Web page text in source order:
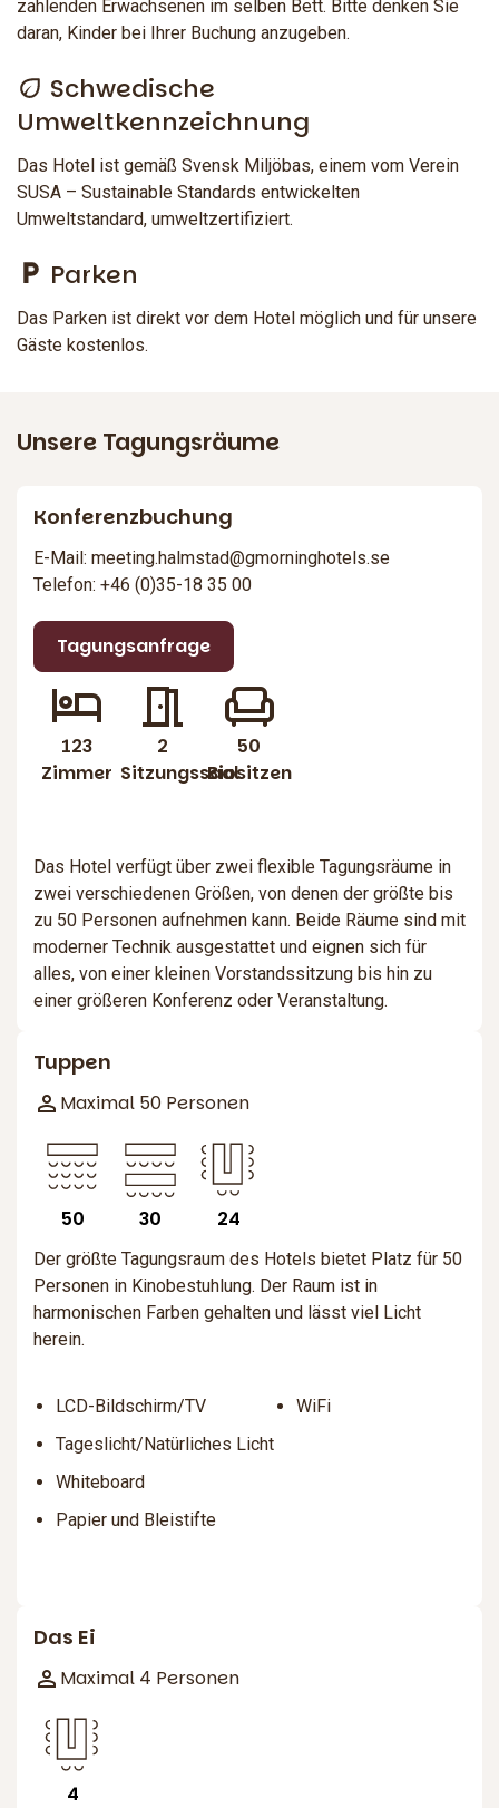
zahlenden Erwachsenen im selben Bett. Bitte denken Sie
daran, Kinder bei Ihrer Buchung anzugeben.
Schwedische
Umweltkennzeichnung
Das Hotel ist gemäß Svensk Miljöbas, einem vom Verein
SUSA – Sustainable Standards entwickelten
Umweltstandard, umweltzertifiziert.
Parken
Das Parken ist direkt vor dem Hotel möglich und für unsere
Gäste kostenlos.
Unsere Tagungsräume
Konferenzbuchung
E-Mail: meeting.halmstad@gmorninghotels.se
Telefon: +46 (0)35-18 35 00
Tagungsanfrage
123
Zimmer
2
Sitzungssaal
50
Biositzen
Das Hotel verfügt über zwei flexible Tagungsräume in
zwei verschiedenen Größen, von denen der größte bis
zu 50 Personen aufnehmen kann. Beide Räume sind mit
moderner Technik ausgestattet und eignen sich für
alles, von einer kleinen Vorstandssitzung bis hin zu
einer größeren Konferenz oder Veranstaltung.
Tuppen
Maximal 50 Personen
50 30 24
Der größte Tagungsraum des Hotels bietet Platz für 50
Personen in Kinobestuhlung. Der Raum ist in
harmonischen Farben gehalten und lässt viel Licht
herein.
LCD-Bildschirm/TV
Tageslicht/Natürliches Licht
Whiteboard
Papier und Bleistifte
WiFi
Das Ei
Maximal 4 Personen
4